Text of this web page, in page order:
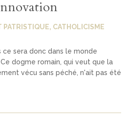
PATRISTIQUE, CATHOLICISME
sera donc dans le monde
dogme romain, qui veut que la
vécu sans péché, n'ait pas été